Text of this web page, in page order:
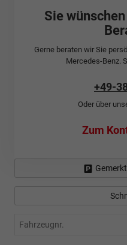
Sie
Gerne beraten wir Sie
Mercedes-Benz.
+49-
Oder über
Zum
Fahrzeugnr.